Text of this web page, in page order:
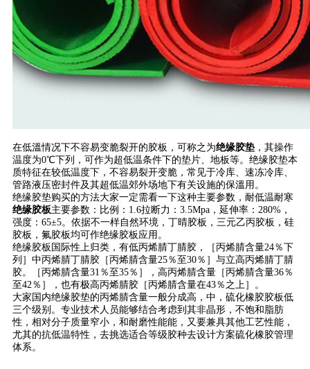
在低溫情况下不容易变脆裂开的胶板，可称之为绝缘胶垫 ，其操作
温度为0℃下列，可作为超低温条件下的垫片、地板等。绝缘胶垫本
质特征在较低温度下，不容易裂开变脆，常见于冷库、速冻冷库、
管路液压密封件及其超低温郊外场地下有关设施的保溫用。
绝缘胶垫购买的方法大家一定需看一下这种主要参数，耐低温耐寒
绝缘胶板主要参数：比例：1.6拉断力：3.5Mpa，延伸率：280%，
强度：65±5。依据不一样自然环境，丁晴胶板，三元乙丙胶板，硅
胶板，氟胶板均可作绝缘胶板应用。
绝缘胶板国际性上归类，有低丙烯腈丁腈胶，［丙烯腈含量24％下
列］中丙烯腈丁腈胶［丙烯腈含量25％至30％］与立高丙烯腈丁腈
胶。［丙烯腈含量31％至35％］，高丙烯腈含量［丙烯腈含量36％
至42％］，也有极高丙烯腈胶［丙烯腈含量在43％之上］。
大家国内绝缘胶垫的丙烯腈含量一般分成高，中，硫化橡胶胶板低
三个级别。专业技术人员能够结合考虑到其非晶形，不饱和脂肪
性，相对分子质量窄小，和耐磨性能能，又要兼具其他工艺性能，
尤其的抗低温特性，去挑选适合等级胶种去设计方案硫化橡胶管理
体系。